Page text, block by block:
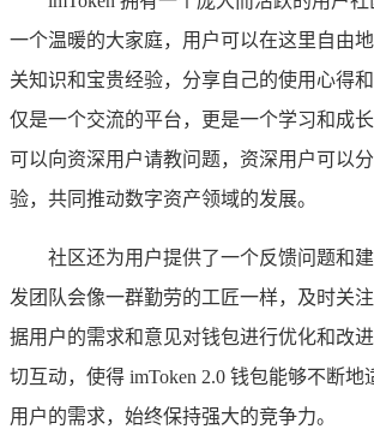
一个温暖的大家庭，用户可以在这里自由
关知识和宝贵经验，分享自己的使用心得
仅是一个交流的平台，更是一个学习和成
可以向资深用户请教问题，资深用户可以
验，共同推动数字资产领域的发展。
社区还为用户提供了一个反馈问题和
发团队会像一群勤劳的工匠一样，及时关
据用户的需求和意见对钱包进行优化和改
切互动，使得 imToken 2.0 钱包能够不断地
用户的需求，始终保持强大的竞争力。